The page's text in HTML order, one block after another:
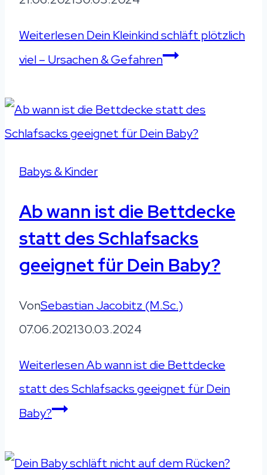
WeiterlesenDein Kleinkind schläft plötzlich
viel – Ursachen & Gefahren
Babys & Kinder
Ab wann ist die Bettdecke
statt des Schlafsacks
geeignet für Dein Baby?
VonSebastian Jacobitz (M.Sc.)
07.06.202130.03.2024
WeiterlesenAb wann ist die Bettdecke
statt des Schlafsacks geeignet für Dein
Baby?